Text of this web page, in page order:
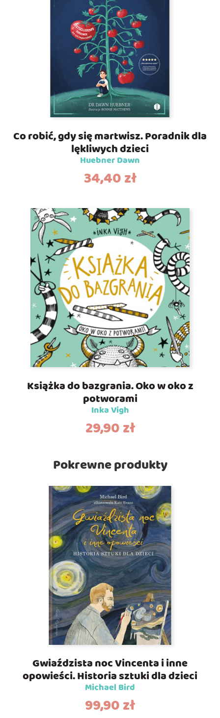
Co robić, gdy się martwisz. Poradnik dla
lękliwych dzieci
Huebner Dawn
34,40zł
Książka do bazgrania. Oko w oko z
potworami
Inka Vigh
29,90zł
Pokrewne produkty
Gwiaździsta noc Vincenta i inne
opowieści. Historia sztuki dla dzieci
Michael Bird
99,90zł